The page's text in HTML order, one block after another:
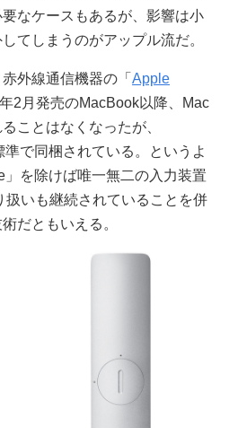
なケースもあるが、影響は小
てしまうのがアップル流だ。
外線通信機器の「 Apple
2月発売のMacBook以降、Mac
ことはなくなったが、
準で同梱されている。というよ
」を除けば唯一無二の入力装置
扱いも継続されていることを併
だともいえる。